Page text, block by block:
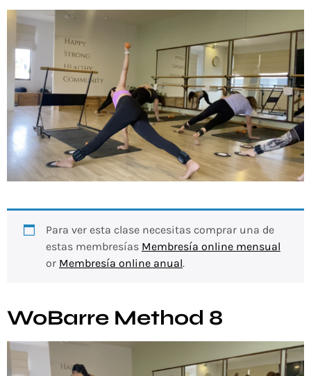
Para ver esta clase necesitas comprar una de
estas membresías Membresía online mensual
or Membresía online anual.
WoBarre Method 8